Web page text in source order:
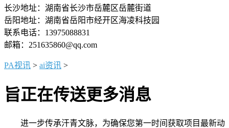
长沙地址：湖南省长沙市岳麓区岳麓街道
岳阳地址：湖南省岳阳市经开区海凌科技园
联系电话：13975088831
邮箱：251635860@qq.com
PA视讯 > ai资讯 >
旨正在传送更多消息
进一步传承汗青文脉，为确保您第一时间获取项目最新动